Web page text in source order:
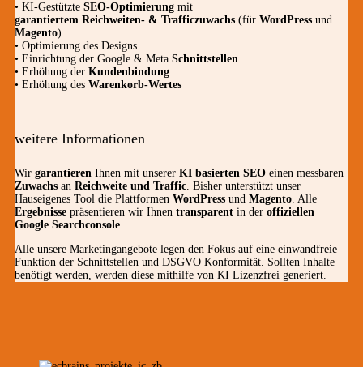
• KI-Gestützte SEO-Optimierung mit
garantiertem Reichweiten- & Trafficzuwachs (für WordPress und
Magento)
• Optimierung des Designs
• Einrichtung der Google & Meta Schnittstellen
• Erhöhung der Kundenbindung
• Erhöhung des Warenkorb-Wertes
weitere Informationen
Wir garantieren Ihnen mit unserer KI basierten SEO einen messbaren
Zuwachs an Reichweite und Traffic. Bisher unterstützt unser
Hauseigenes Tool die Plattformen WordPress und Magento. Alle
Ergebnisse präsentieren wir Ihnen transparent in der offiziellen
Google Searchconsole.
Alle unsere Marketingangebote legen den Fokus auf eine einwandfreie
Funktion der Schnittstellen und DSGVO Konformität. Sollten Inhalte
benötigt werden, werden diese mithilfe von KI Lizenzfrei generiert.